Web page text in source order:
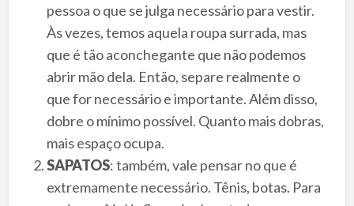
pessoa o que se julga necessário para vestir.
Às vezes, temos aquela roupa surrada, mas
que é tão aconchegante que não podemos
abrir mão dela. Então, separe realmente o
que for necessário e importante. Além disso,
dobre o mínimo possível. Quanto mais dobras,
mais espaço ocupa.
SAPATOS: também, vale pensar no que é
extremamente necessário. Tênis, botas. Para